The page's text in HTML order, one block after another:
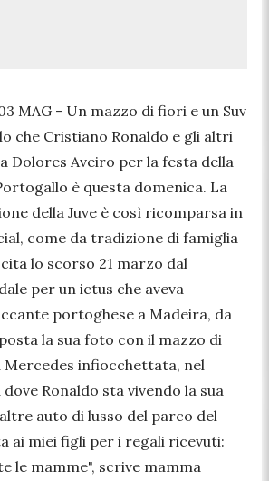
MAG - Un mazzo di fiori e un Suv
che Cristiano Ronaldo e gli altri
Dolores Aveiro per la festa della
è questa domenica. La
della Juve è così ricomparsa in
come da tradizione di famiglia
lo scorso 21 marzo dal
per un ictus che aveva
portoghese a Madeira, da
la sua foto con il mazzo di
Mercedes infiocchettata, nel
Ronaldo sta vivendo la sua
auto di lusso del parco del
ai miei figli per i regali ricevuti:
le mamme", scrive mamma